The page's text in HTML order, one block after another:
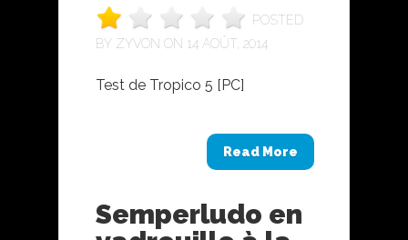
POSTED
BY ZYVON ON 14 AOÛT, 2014
Test de Tropico 5 [PC]
Read More
Semperludo en